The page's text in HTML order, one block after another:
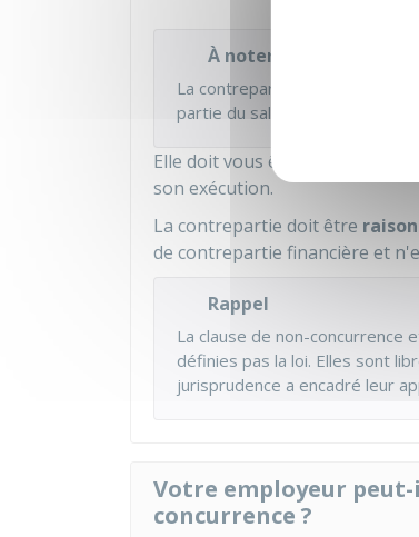
À noter
La contrepartie financière est
partie du salaire.
Elle doit vous être versée
son exécution.
La contrepartie doit être
de contrepartie financière et
Rappel
La clause de non-concurrence
définies pas la loi. Elles sont
jurisprudence a encadré leur
Votre employeur
concurrence ?